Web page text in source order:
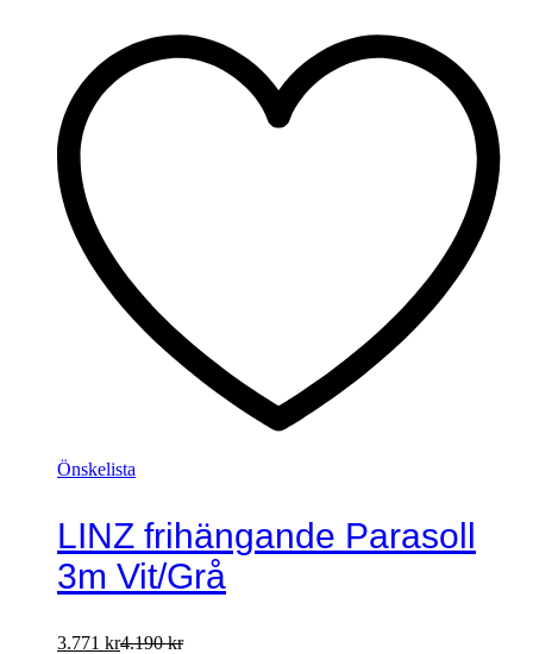
Önskelista
LINZ frihängande Parasoll
3m Vit/Grå
3.771 kr4.190kr